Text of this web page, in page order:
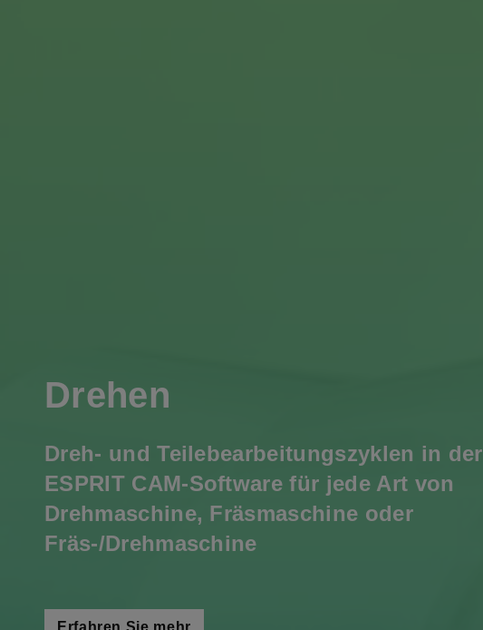
Drehen
Dreh- und Teilebearbeitungszyklen in der
ESPRIT CAM-Software für jede Art von
Drehmaschine, Fräsmaschine oder
Fräs-/Drehmaschine
Erfahren Sie mehr